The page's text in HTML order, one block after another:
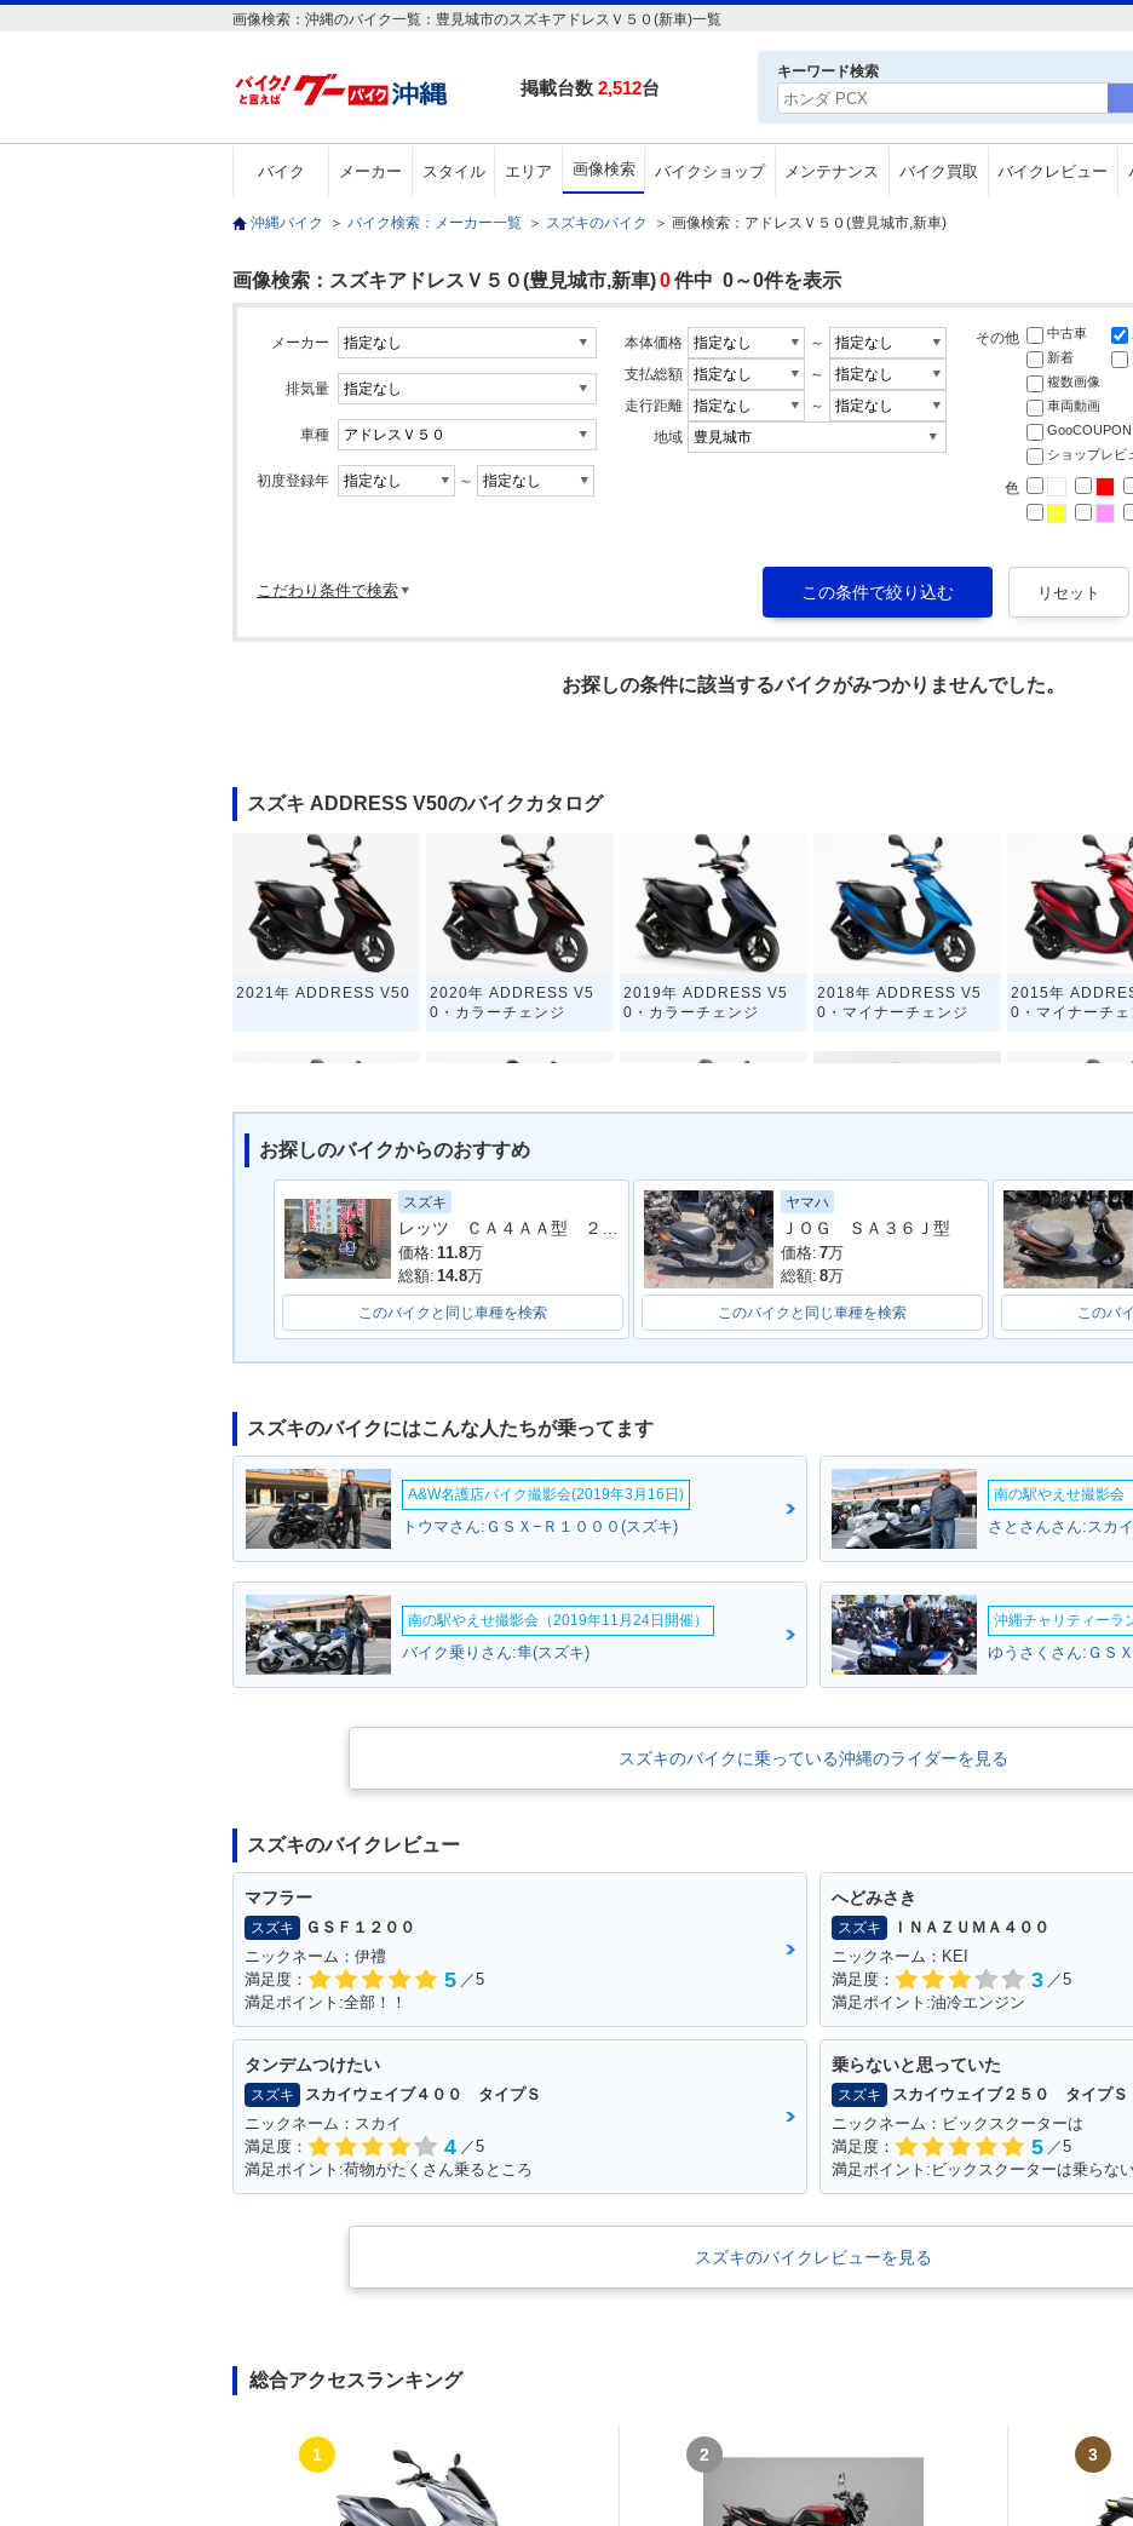
画像検索：沖縄のバイク一覧：豊見城市のスズキアドレスＶ５０(新車)一覧
掲載台数 2,512台
キーワード検索
バイク メーカー スタイル エリア 画像検索 バイクショップ メンテナンス バイク買取 バイクレビュー
沖縄バイク ＞ バイク検索：メーカー一覧 ＞ スズキのバイク ＞ 画像検索：アドレスＶ５０(豊見城市,新車)
画像検索：スズキアドレスＶ５０(豊見城市,新車)0件中 0～0件を表示
メーカー
排気量
車種
初度登録年 ～
本体価格
～
支払総額
～
走行距離
～
地域
その他 中古車
新着
複数画像
車両動画
GooCOUPON
ショップレビ
色
こだわり条件で検索
お探しの条件に該当するバイクがみつかりませんでした。
スズキ ADDRESS V50のバイクカタログ
2021年 ADDRESS V50
2020年 ADDRESS V5
0・カラーチェンジ
2019年 ADDRESS V5
0・カラーチェンジ
2018年 ADDRESS V5
0・マイナーチェンジ
2015年
0・マイナーチェ
2013年 ADDRESS V5
0・追加
2013年 ADDRESS V5
0・カラーチェンジ
2013年 ADDRESS V5
0・特別・限定仕様
2012年 ADDRESS V5
0・マイナーチェンジ
2012年
0・特別・限定
2011年 ADDRESS V5
0・マイナーチェンジ
2011年 ADDRESS V5
2010年 ADDRESS V5
2009年 ADDRESS V5
0・追加
2008年 ADDRESS V5
2008年 ADDRESS V50
G・追加
2008年
2006年 ADDRESS V50
G・新登場
お探しのバイクからのおすすめ
スズキ
価格: 11.8万
総額: 14.8万
このバイクと同じ車種を検索
ヤマハ
ＪＯＧ ＳＡ３６Ｊ型
価格: 7万
総額: 8万
このバイクと同じ車種を検索 このバ
スズキのバイクにはこんな人たちが乗ってます
A&W名護店バイク撮影会(2019年3月16日)
トウマさん:ＧＳＸ−Ｒ１０００(スズキ)
南の駅やえせ撮影会
南の駅やえせ撮影会（2019年11月24日開催）
バイク乗りさん:隼(スズキ)
沖縄チャリティーラ
ゆうさくさん:ＧＳ
スズキのバイクに乗っている沖縄のライダーを見る
スズキのバイクレビュー
マフラー
スズキ
ＧＳＦ１２００
ニックネーム：伊禮
満足度：
5 ／5
満足ポイント:全部！！
へどみさき
スズキ
ＩＮＡＺＵＭＡ４００
ニックネーム：KEI
満足度：
3 ／5
満足ポイント:油冷エンジン
タンデムつけたい
スズキ
スカイウェイブ４００ タイプＳ
ニックネーム：スカイ
満足度：
4 ／5
満足ポイント:荷物がたくさん乗るところ
乗らないと思っていた
スズキ
スカイウェイブ２５０ タイプＳ
ニックネーム：ビックスクーターは
満足度：
5 ／5
スズキのバイクレビューを見る
総合アクセスランキング
1 2 3